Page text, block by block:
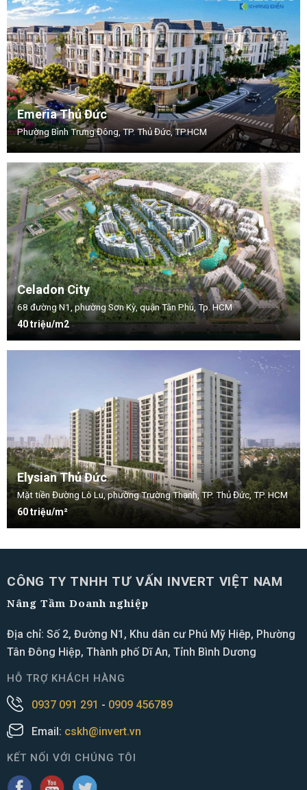
Emeria Thủ Đức
Phường Bình Trưng Đông, TP. Thủ Đức, TP.HCM
Celadon City
68 đường N1, phường Sơn Kỳ, quận Tân Phú, Tp. HCM
40 triệu/m2
Elysian Thủ Đức
Mặt tiền Đường Lò Lu, phường Trường Thạnh, TP. Thủ Đức, TP. HCM
60 triệu/m²
CÔNG TY TNHH TƯ VẤN INVERT VIỆT NAM
Nâng Tầm Doanh nghiệp
Địa chỉ: Số 2, Đường N1, Khu dân cư Phú Mỹ Hiêp, Phường
Tân Đông Hiệp, Thành phố Dĩ An, Tỉnh Bình Dương
HỖ TRỢ KHÁCH HÀNG
0937 091 291 - 0909 456789
Email: cskh@invert.vn
KẾT NỐI VỚI CHÚNG TÔI